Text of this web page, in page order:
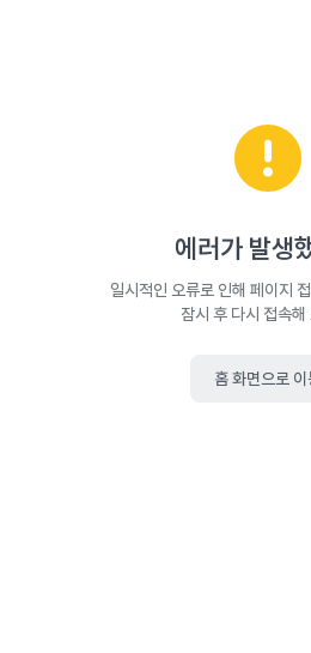
에러가 발생
일시적인 오류로 인해 페이지
잠시 후 다시 접속해
홈 화면으로 이